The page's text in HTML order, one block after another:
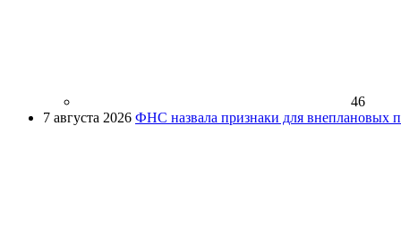
46
7 августа 2026 ФНС назвала признаки для внеплановых